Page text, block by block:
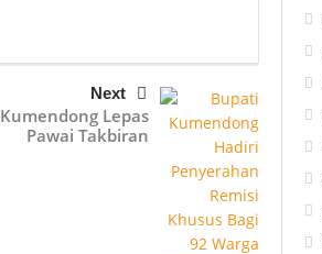
Next
Lepas
Pawai Takbiran